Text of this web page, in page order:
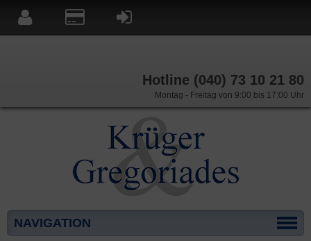
Hotline (040) 73 10 21 80
Montag - Freitag von 9:00 bis 17:00 Uhr
NAVIGATION